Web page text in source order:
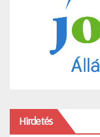
Hirdetés